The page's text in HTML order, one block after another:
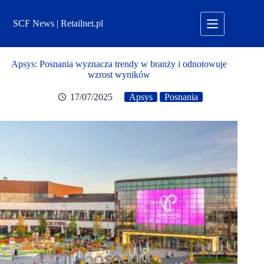
treściSCF News | Retailnet.pl
Apsys: Posnania wyznacza trendy w branży i odnotowuje
wzrost wyników
17/07/2025 Apsys Posnania